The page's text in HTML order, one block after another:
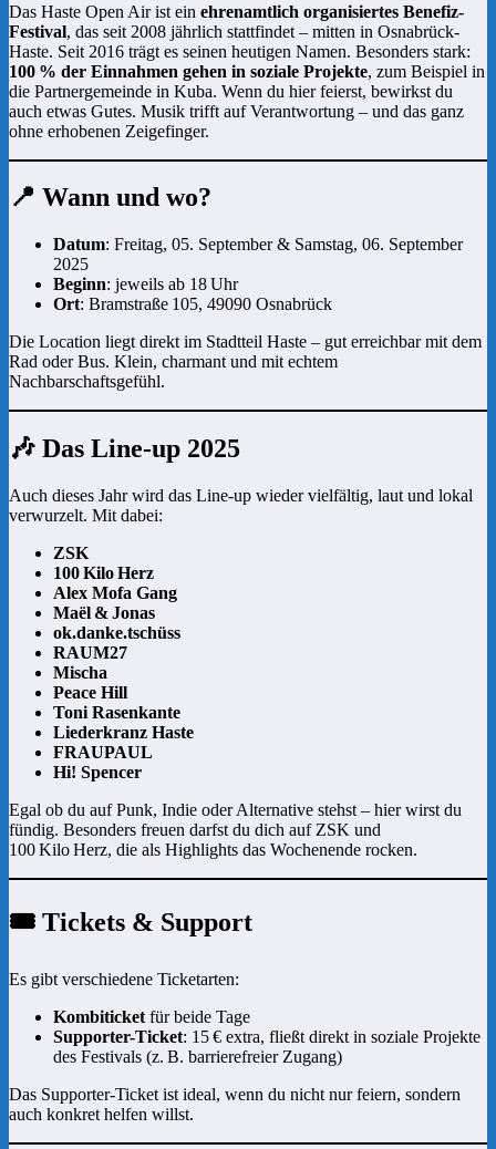
Das Haste Open Air ist ein ehrenamtlich organisiertes Benefiz-
Festival, das seit 2008 jährlich stattfindet – mitten in Osnabrück-
Haste. Seit 2016 trägt es seinen heutigen Namen. Besonders stark:
100 % der Einnahmen gehen in soziale Projekte, zum Beispiel in
die Partnergemeinde in Kuba. Wenn du hier feierst, bewirkst du
auch etwas Gutes. Musik trifft auf Verantwortung – und das ganz
ohne erhobenen Zeigefinger.
📍 Wann und wo?
Datum: Freitag, 05. September & Samstag, 06. September
2025
Beginn: jeweils ab 18 Uhr
Ort: Bramstraße 105, 49090 Osnabrück
Die Location liegt direkt im Stadtteil Haste – gut erreichbar mit dem
Rad oder Bus. Klein, charmant und mit echtem
Nachbarschaftsgefühl.
🎶 Das Line-up 2025
Auch dieses Jahr wird das Line-up wieder vielfältig, laut und lokal
verwurzelt. Mit dabei:
ZSK
100 Kilo Herz
Alex Mofa Gang
Maël & Jonas
ok.danke.tschüss
RAUM27
Mischa
Peace Hill
Toni Rasenkante
Liederkranz Haste
FRAUPAUL
Hi! Spencer
Egal ob du auf Punk, Indie oder Alternative stehst – hier wirst du
fündig. Besonders freuen darfst du dich auf ZSK und
100 Kilo Herz, die als Highlights das Wochenende rocken.
🎟️ Tickets & Support
Es gibt verschiedene Ticketarten:
Kombiticket für beide Tage
Supporter-Ticket: 15 € extra, fließt direkt in soziale Projekte
des Festivals (z. B. barrierefreier Zugang)
Das Supporter-Ticket ist ideal, wenn du nicht nur feiern, sondern
auch konkret helfen willst.